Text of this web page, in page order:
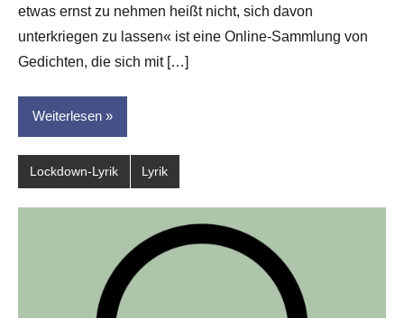
etwas ernst zu nehmen heißt nicht, sich davon
unterkriegen zu lassen« ist eine Online-Sammlung von
Gedichten, die sich mit […]
Weiterlesen
Lockdown-Lyrik Lyrik